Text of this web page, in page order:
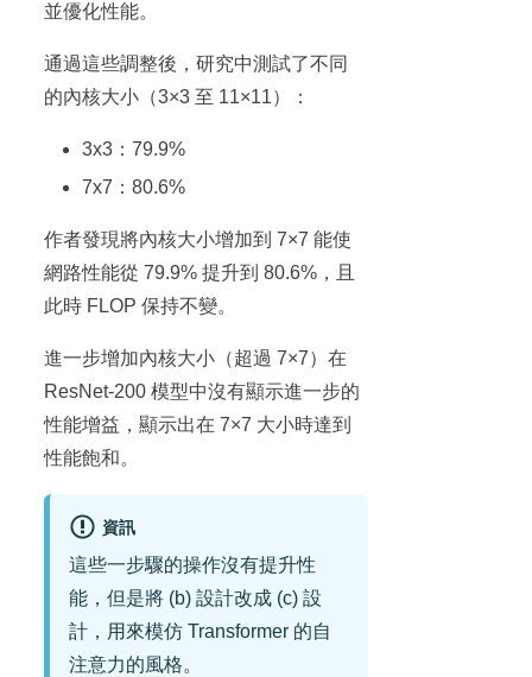
並優化性能。
通過這些調整後，研究中測試了不同
的內核大小（3×3 至 11×11）：
3x3：79.9%
7x7：80.6%
作者發現將內核大小增加到 7×7 能使
網路性能從 79.9% 提升到 80.6%，且
此時 FLOP 保持不變。
進一步增加內核大小（超過 7×7）在
ResNet-200 模型中沒有顯示進一步的
性能增益，顯示出在 7×7 大小時達到
性能飽和。
資訊
這些一步驟的操作沒有提升性
能，但是將 (b) 設計改成 (c) 設
計，用來模仿 Transformer 的自
注意力的風格。